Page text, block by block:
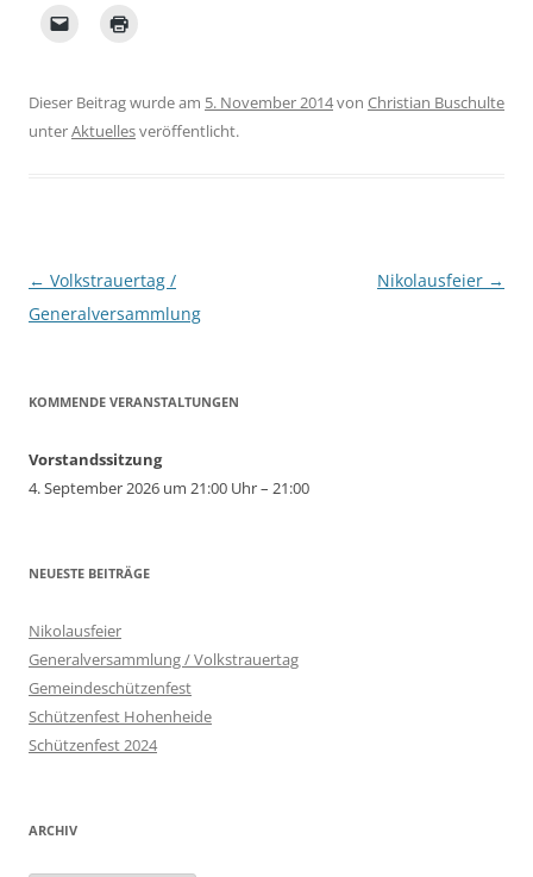
Dieser Beitrag wurde am 5. November 2014von Christian Buschulte
unterAktuellesveröffentlicht.
Beitragsnavigation
← Volkstrauertag /
Generalversammlung
Nikolausfeier →
KOMMENDE VERANSTALTUNGEN
Vorstandssitzung
4. September 2026 um 21:00 Uhr – 21:00
NEUESTE BEITRÄGE
Nikolausfeier
Generalversammlung / Volkstrauertag
Gemeindeschützenfest
Schützenfest Hohenheide
Schützenfest 2024
ARCHIV